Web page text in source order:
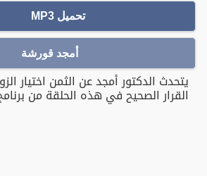
تحميل MP3
أمجد قورشة
يتحدث الدكتور أمجد عن الثمن اختيار
القرار الصحيح في هذه الحلقة من